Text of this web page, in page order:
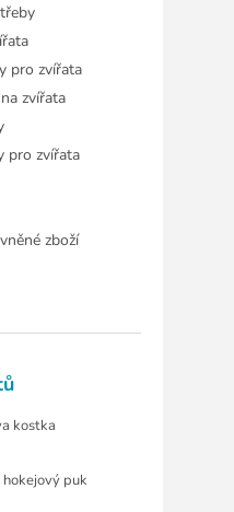
pro zvířata
zvířata
pro zvířata
zboží
kostka
puk